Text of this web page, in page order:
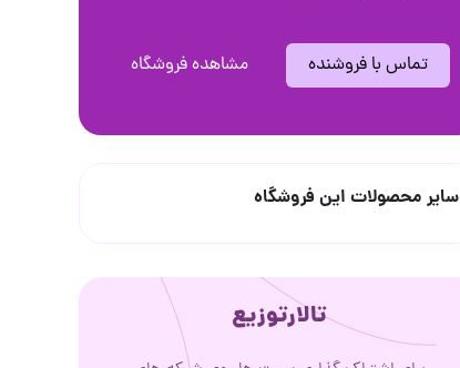
تماس با فروشنده مشاهده فروشگاه
سایر محصولات این فروشگاه
تالارتوزیع